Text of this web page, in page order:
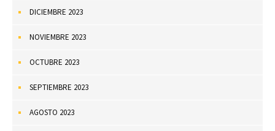
DICIEMBRE 2023
NOVIEMBRE 2023
OCTUBRE 2023
SEPTIEMBRE 2023
AGOSTO 2023